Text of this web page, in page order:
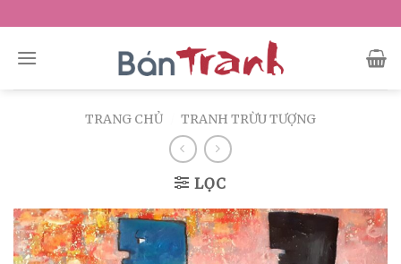
to
content
TRANG CHỦ TRANH TRỪU TƯỢNG
LỌC